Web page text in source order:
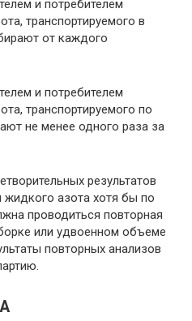
и потребителем
транспортируемого в
от каждого
и потребителем
транспортируемого по
не менее одного раза за
результатов
жидкого азота хотя бы по
проводиться повторная
или удвоенном объеме
повторных анализов